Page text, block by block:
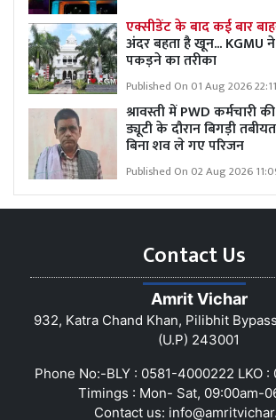
एक्सीडेंट के बाद कई बार
अंदर बहता है खून... KGMU
पकड़ने का तरीका
Published On 01 Aug 2026
श्रावस्ती में PWD कर्मचारी
ड्यूटी के दौरान बिगड़ी
बिना शव ले गए परिजन
Published On 02 Aug 2026
Contact Us
Amrit Vichar
932, Katra Chand Khan, Pilibhit
(U.P) 243001
Phone No:-BLY : 0581-4000222 LKO :
Timings : Mon- Sat, 09:00am-
Contact us: